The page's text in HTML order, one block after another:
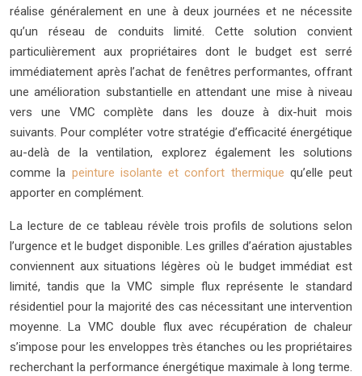
réalise généralement en une à deux journées et ne nécessite
qu’un réseau de conduits limité. Cette solution convient
particulièrement aux propriétaires dont le budget est serré
immédiatement après l’achat de fenêtres performantes, offrant
une amélioration substantielle en attendant une mise à niveau
vers une VMC complète dans les douze à dix-huit mois
suivants. Pour compléter votre stratégie d’efficacité énergétique
au-delà de la ventilation, explorez également les solutions
comme la peinture isolante et confort thermique qu’elle peut
apporter en complément.
La lecture de ce tableau révèle trois profils de solutions selon
l’urgence et le budget disponible. Les grilles d’aération ajustables
conviennent aux situations légères où le budget immédiat est
limité, tandis que la VMC simple flux représente le standard
résidentiel pour la majorité des cas nécessitant une intervention
moyenne. La VMC double flux avec récupération de chaleur
s’impose pour les enveloppes très étanches ou les propriétaires
recherchant la performance énergétique maximale à long terme.